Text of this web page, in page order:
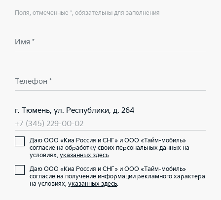
Поля, отмеченные *, обязательны для заполнения
Имя *
Телефон *
г. Тюмень, ул. Республики, д. 264
+7 (345) 229-00-02
Даю ООО «Киа Россия и СНГ» и ООО «Тайм-мобиль»
согласие на обработку своих персональных данных на
условиях, указанных здесь
Даю ООО «Киа Россия и СНГ» и ООО «Тайм-мобиль»
согласие на получение информации рекламного характера
на условиях, указанных здесь.